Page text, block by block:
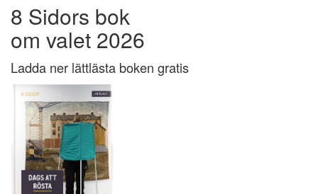
8 Sidors bok
om valet 2026
Ladda ner lättlästa boken gratis